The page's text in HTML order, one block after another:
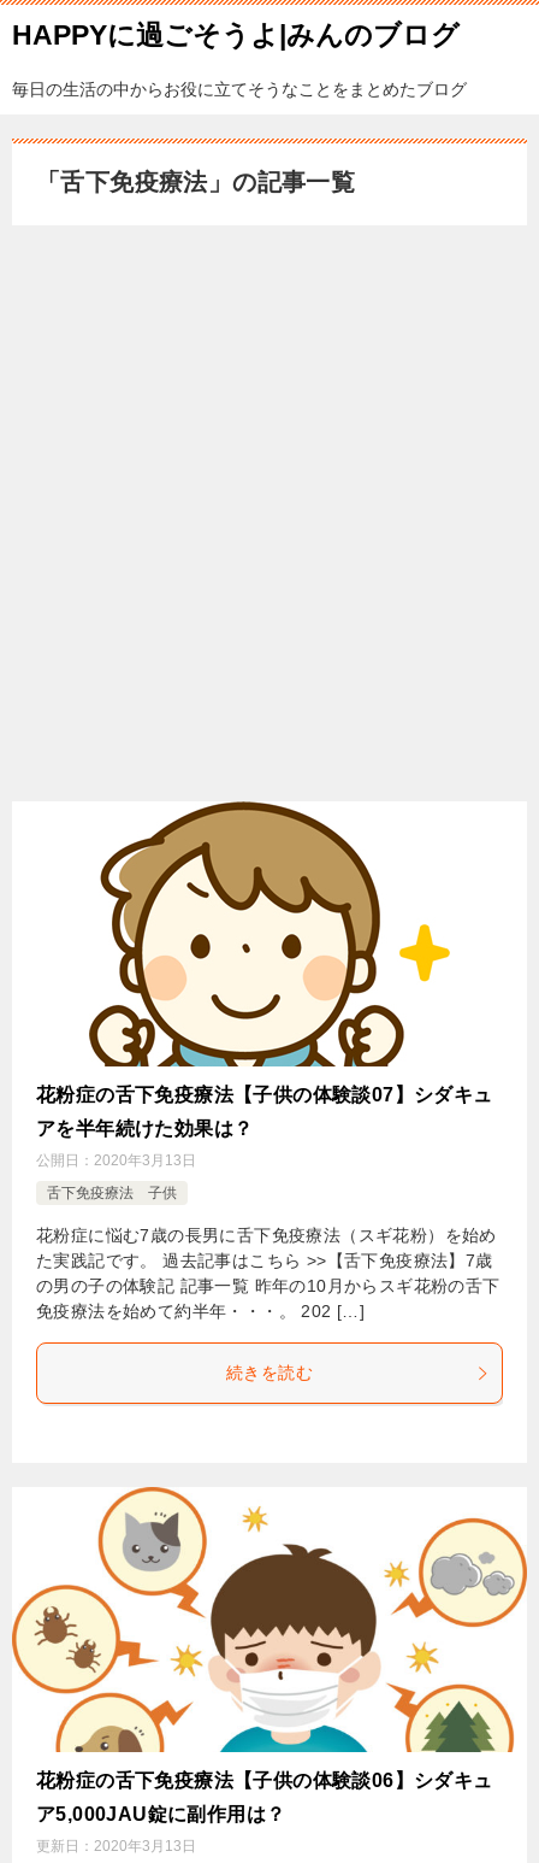
HAPPYに過ごそうよ|みんのブログ
毎日の生活の中からお役に立てそうなことをまとめたブログ
「舌下免疫療法」の記事一覧
花粉症の舌下免疫療法【子供の体験談07】シダキュ
アを半年続けた効果は？
公開日： 2020年3月13日
舌下免疫療法 子供
花粉症に悩む7歳の長男に舌下免疫療法（スギ花粉）を始め
た実践記です。 過去記事はこちら >>【舌下免疫療法】7歳
の男の子の体験記 記事一覧 昨年の10月からスギ花粉の舌下
免疫療法を始めて約半年・・・。 202 […]
続きを読む
花粉症の舌下免疫療法【子供の体験談06】シダキュ
ア5,000JAU錠に副作用は？
更新日： 2020年3月13日